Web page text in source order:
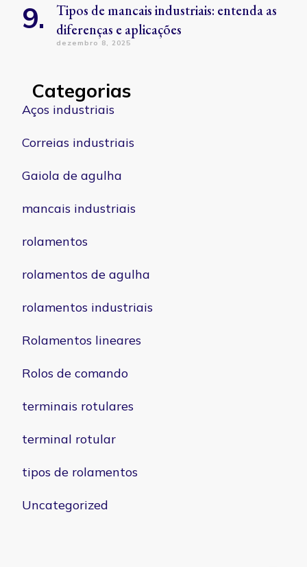
Tipos de mancais industriais: entenda as
diferenças e aplicações
dezembro 8, 2025
Categorias
Aços industriais
Correias industriais
Gaiola de agulha
mancais industriais
rolamentos
rolamentos de agulha
rolamentos industriais
Rolamentos lineares
Rolos de comando
terminais rotulares
terminal rotular
tipos de rolamentos
Uncategorized